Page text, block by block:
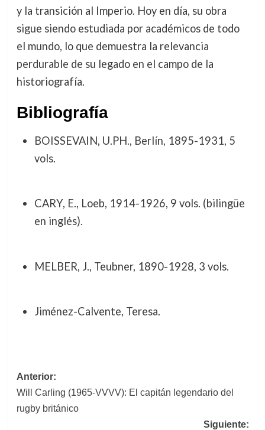
y la transición al Imperio. Hoy en día, su obra
sigue siendo estudiada por académicos de todo
el mundo, lo que demuestra la relevancia
perdurable de su legado en el campo de la
historiografía.
Bibliografía
BOISSEVAIN, U.PH., Berlín, 1895-1931, 5
vols.
CARY, E., Loeb, 1914-1926, 9 vols. (bilingüe
en inglés).
MELBER, J., Teubner, 1890-1928, 3 vols.
Jiménez-Calvente, Teresa.
Navegación
de
entradas
Anterior:
Will Carling (1965-VVVV): El capitán legendario del
rugby británico
Siguiente: